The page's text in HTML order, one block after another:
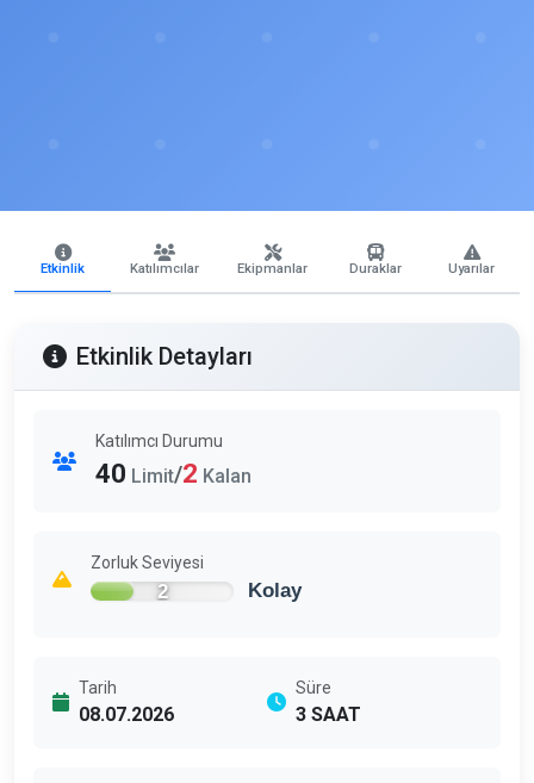
Etkinlik Katılımcılar Ekipmanlar Duraklar Uyarılar
Etkinlik Detayları
Katılımcı Durumu
40 Limit/2 Kalan
Zorluk Seviyesi
2 Kolay
Tarih
08.07.2026
Süre
3 SAAT